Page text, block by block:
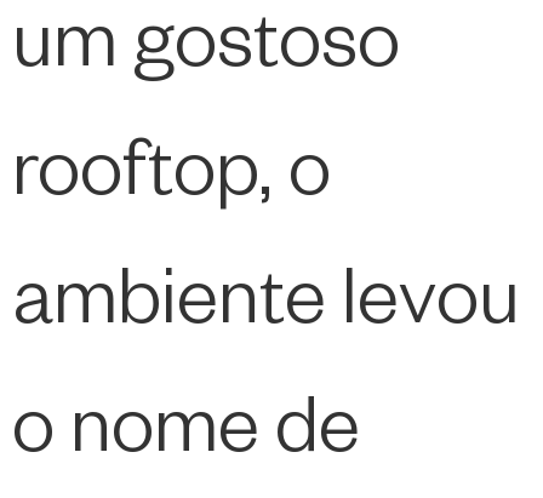
um gostoso
rooftop, o
ambiente levou
o nome de